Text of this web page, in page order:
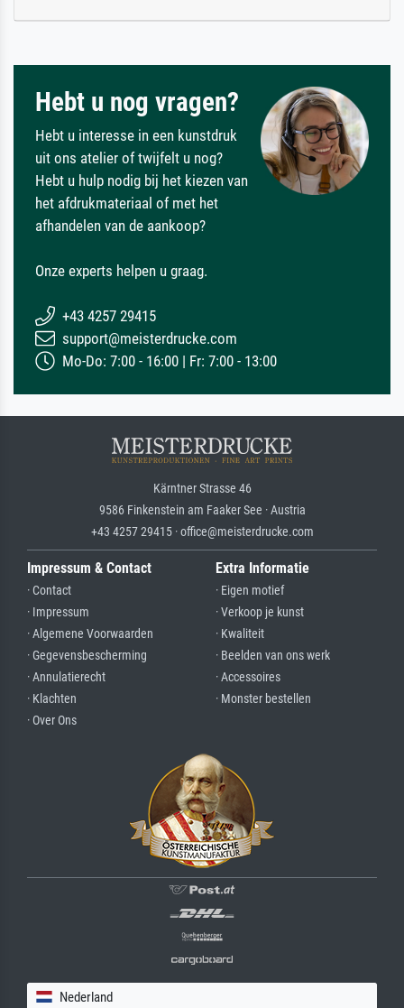
Hebt u nog vragen?
Hebt u interesse in een kunstdruk
uit ons atelier of twijfelt u nog?
Hebt u hulp nodig bij het kiezen van
het afdrukmateriaal of met het
afhandelen van de aankoop?
Onze experts helpen u graag.
+43 4257 29415
support@meisterdrucke.com
Mo-Do: 7:00 - 16:00 | Fr: 7:00 - 13:00
Kärntner Strasse 46
9586 Finkenstein am Faaker See · Austria
+43 4257 29415 · office@meisterdrucke.com
Impressum & Contact
· Contact
· Impressum
· Algemene Voorwaarden
· Gegevensbescherming
· Annulatierecht
· Klachten
· Over Ons
Extra Informatie
· Eigen motief
· Verkoop je kunst
· Kwaliteit
· Beelden van ons werk
· Accessoires
· Monster bestellen
Nederland